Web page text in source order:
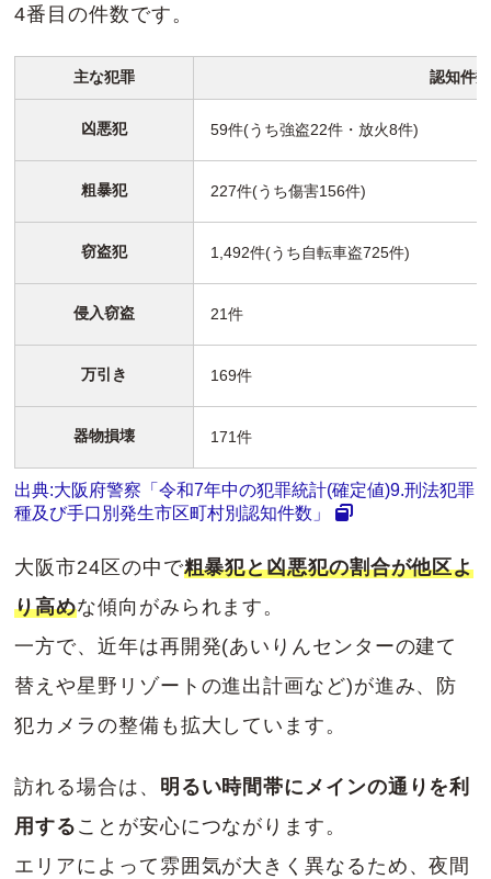
4番目の件数です。
主な犯罪 認知件数
凶悪犯 59件(うち強盗22件・放火8件)
粗暴犯 227件(うち傷害156件)
窃盗犯 1,492件(うち自転車盗725件)
侵入窃盗 21件
万引き 169件
器物損壊 171件
出典:大阪府警察「令和7年中の犯罪統計(確定値)9.刑法犯罪
種及び手口別発生市区町村別認知件数」
大阪市24区の中で粗暴犯と凶悪犯の割合が他区よ
り高めな傾向がみられます。
一方で、近年は再開発(あいりんセンターの建て
替えや星野リゾートの進出計画など)が進み、防
犯カメラの整備も拡大しています。
訪れる場合は、 明るい時間帯にメインの通りを利
用する ことが安心につながります。
エリアによって雰囲気が大きく異なるため、夜間